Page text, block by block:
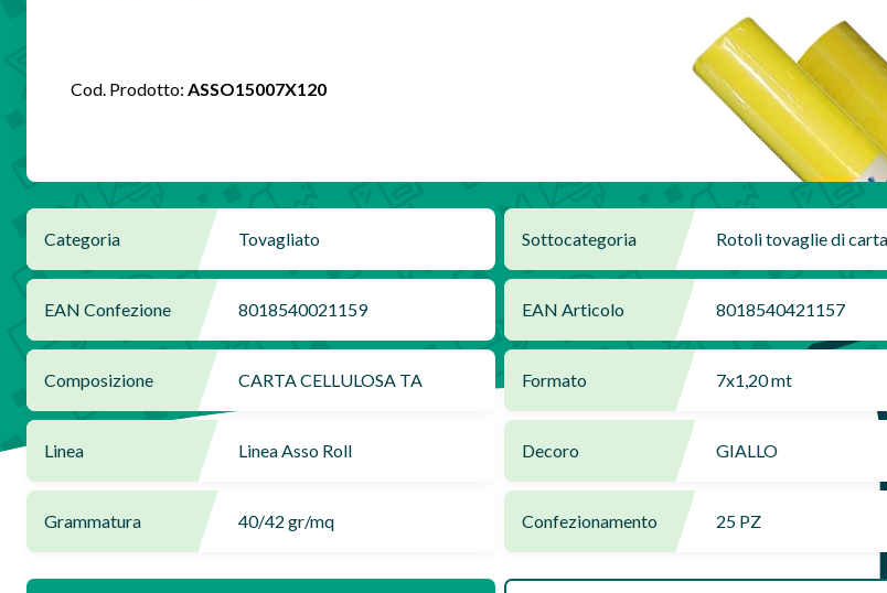
Cod. Prodotto: ASSO15007X120
Categoria Tovagliato Sottocategoria Rotoli tovaglie di carta
EAN Confezione 8018540021159 EAN Articolo 8018540421157
Composizione CARTA CELLULOSA TA Formato 7x1,20 mt
Linea Linea Asso Roll Decoro GIALLO
Grammatura 40/42 gr/mq Confezionamento 25 PZ